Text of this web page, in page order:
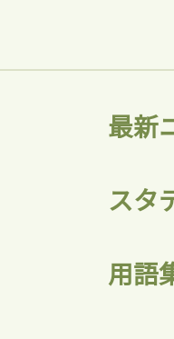
最新
スタ
用語